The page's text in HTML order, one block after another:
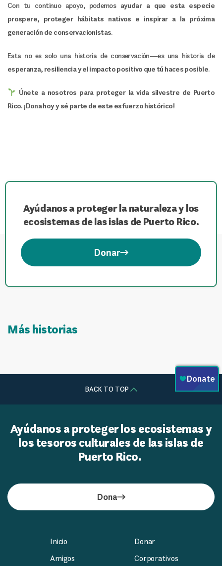
Con tu continuo apoyo, podemos ayudar a que esta especie
prospere, proteger hábitats nativos e inspirar a la próxima
generación de conservacionistas.
Esta no es solo una historia de conservación—es una historia de
esperanza, resiliencia y el impacto positivo que tú haces posible.
Únete a nosotros para proteger la vida silvestre de Puerto
Rico. ¡Dona hoy y sé parte de este esfuerzo histórico!
Ayúdanos a proteger la naturaleza y los
ecosistemas de las islas de Puerto Rico.
Donar
Más historias
BACK TO TOP
Ayúdanos a proteger los ecosistemas y
los tesoros culturales de las islas de
Puerto Rico.
Dona
Inicio
Donar
Amigos
Corporativos